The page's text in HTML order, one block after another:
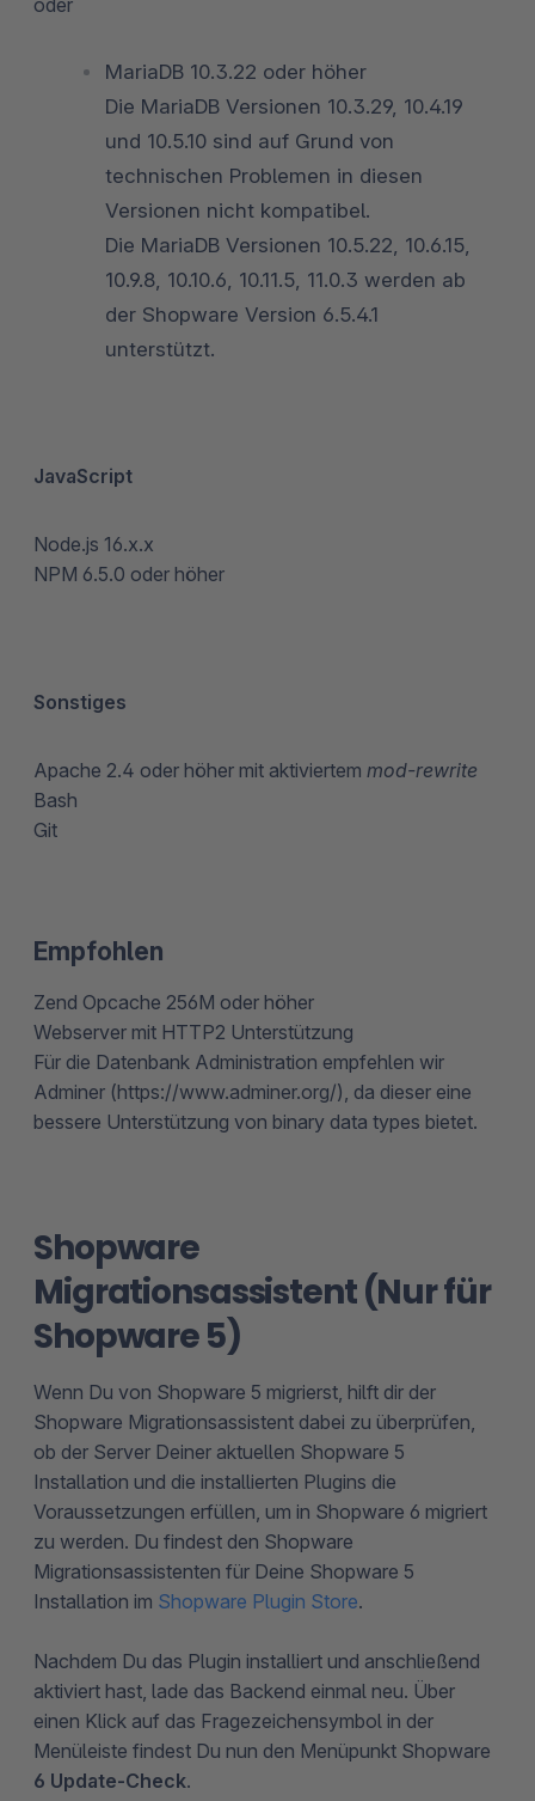
MariaDB 10.3.22 oder höher
Die MariaDB Versionen 10.3.29, 10.4.19
und 10.5.10 sind auf Grund von
technischen Problemen in diesen
Versionen nicht kompatibel.
Die MariaDB Versionen 10.5.22, 10.6.15,
10.9.8, 10.10.6, 10.11.5, 11.0.3 werden ab
der Shopware Version 6.5.4.1
unterstützt.
JavaScript
Node.js 16.x.x
NPM 6.5.0 oder höher
Sonstiges
Apache 2.4 oder höher mit aktiviertem mod-rewrite
Bash
Git
Empfohlen
Zend Opcache 256M oder höher
Webserver mit HTTP2 Unterstützung
Für die Datenbank Administration empfehlen wir
Adminer (https://www.adminer.org/), da dieser eine
bessere Unterstützung von binary data types bietet.
Shopware
Migrationsassistent (Nur für
Shopware 5)
Wenn Du von Shopware 5 migrierst, hilft dir der
Shopware Migrationsassistent dabei zu überprüfen,
ob der Server Deiner aktuellen Shopware 5
Installation und die installierten Plugins die
Voraussetzungen erfüllen, um in Shopware 6 migriert
zu werden. Du findest den Shopware
Migrationsassistenten für Deine Shopware 5
Installation im Shopware Plugin Store.
Nachdem Du das Plugin installiert und anschließend
aktiviert hast, lade das Backend einmal neu. Über
einen Klick auf das Fragezeichensymbol in der
Menüleiste findest Du nun den Menüpunkt Shopware
6 Update-Check.